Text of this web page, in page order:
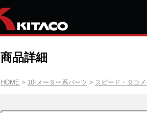
商品詳細
HOME > 10-メーター系パーツ > スピード・タコ